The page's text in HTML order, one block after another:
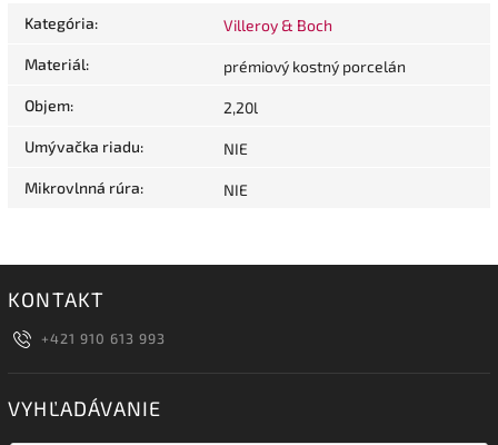
Kategória: Villeroy & Boch
Materiál: prémiový kostný porcelán
Objem: 2,20l
Umývačka riadu: NIE
Mikrovlnná rúra: NIE
KONTAKT
+421 910 613 993
VYHĽADÁVANIE